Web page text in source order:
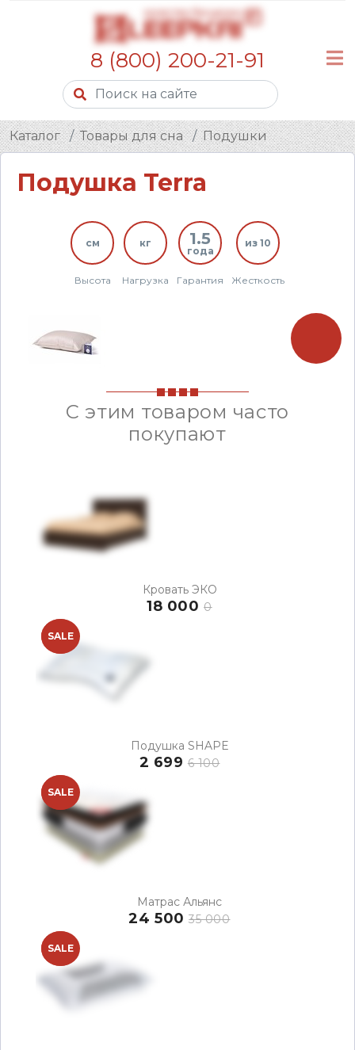
8 (800) 200-21-91
Каталог Товары для сна Подушки
Подушка Terra
см
Высота
кг
Нагрузка
1.5
года
Гарантия
из 10
Жесткость
С этим товаром часто
покупают
Кровать ЭКО
18 0000
NEW
SALE
Подушка SHAPE
2 699 6 100
NEW
SALE
Матрас Альянс
24 50035 000
NEW
SALE